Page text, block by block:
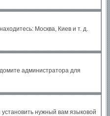
Москва, Киев и т. д.
администратора для
нужный вам языковой